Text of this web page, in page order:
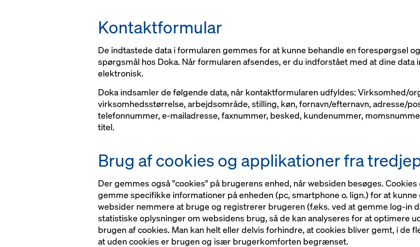
Kontaktformular
De indtastede data i formularen gemmes for at kunne behandle en forespørgsel
spørgsmål hos Doka. Når formularen afsendes, er du indforstået med at dine data
elektronisk.
Doka indsamler de følgende data, når kontaktformularen udfyldes: Virksomhed/
virksomhedsstørrelse, arbejdsområde, stilling, køn, fornavn/efternavn, adresse/
telefonnummer, e-mailadresse, faxnummer, besked, kundenummer,
titel.
Brug af cookies og applikationer fra
Der gemmes også "cookies" på brugerens enhed, når websiden besøges.
gemme specifikke informationer på enheden (pc, smartphone o. lign.) for at
websider nemmere at bruge og registrerer brugeren (f.eks. ved at gemme log-in
statistiske oplysninger om websidens brug, så de kan analyseres for at optimere
brugen af cookies. Man kan helt eller delvis forhindre, at cookies bliver gemt, i de
at uden cookies er brugen og især brugerkomforten begrænset.